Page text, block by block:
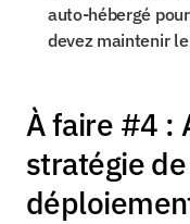
auto-hébergé
devez maintenir
À faire #4 :
stratégie